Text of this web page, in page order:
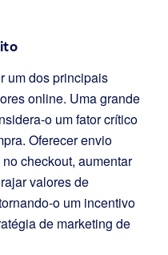
um dos principais
online. Uma grande
o um fator crítico
Oferecer envio
checkout, aumentar
valores de
o um incentivo
de marketing de